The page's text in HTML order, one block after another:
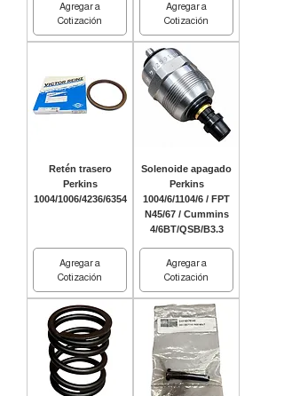
Agregar a
Cotización
Agregar a
Cotización
Retén trasero
Perkins
1004/1006/4236/6354
Agregar a
Cotización
Solenoide apagado
Perkins
1004/6/1104/6 / FPT
N45/67 / Cummins
4/6BT/QSB/B3.3
Agregar a
Cotización